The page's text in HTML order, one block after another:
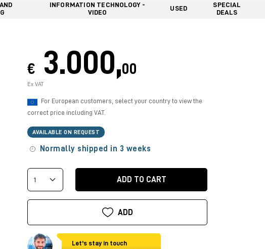
INFORMATION TECHNOLOGY -
VIDEO
USED
SPECIAL
DEALS
€ 3.000,00
Ex VAT
For European customers, select your country to view the
correct price including VAT.
AVAILABLE ON REQUEST
Normally shipped in 3 weeks
ADD TO CART
ADD
Let's stay in touch